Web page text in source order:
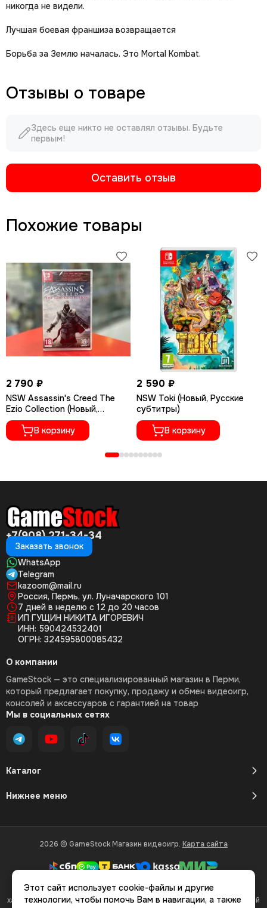
никогда не видели.
Лучшая боевая франшиза возвращается
Борьба за Землю началась. Это Mortal Kombat.
Отзывы о товаре
Здесь еще никто не оставлял отзывы. Будьте
первым!
Оставить отзыв
Похожие товары
2 790 ₽
NSW Assassin's Creed The
Ezio Collection (Новый,
Полностью на русском
языке)В корзину
2 590 ₽
NSW Toki (Новый, Русские
субтитры)
В корзину
+7(908) 271-34-34
Заказать звонок
WhatsApp
Telegram
kazoom@mail.ru
Россия, Пермь, ул. Луначарского 101
7 дней в неделю с 12 до 20 часов
ИП ГУЩИН НИКИТА ИГОРЕВИЧ
ИНН: 590424532401
ОГРН: 324595800085432
Каталог
Нижнее меню
О компании
GameStock — это специализированный магазин в Перми,
который предлагает покупку, продажу и обмен видеоигр,
консолей и аксессуаров с гарантией на товар
Мы в социальных сетях
2026 © GameStock Магазин видеоигр. Карта сайта
Вся представленная на сайте информация, касающаяся
характеристик, стоимости товаров и услуг, носит информационный
Этот сайт использует cookie-файлы и другие
технологии, чтобы помочь Вам в навигации, а также